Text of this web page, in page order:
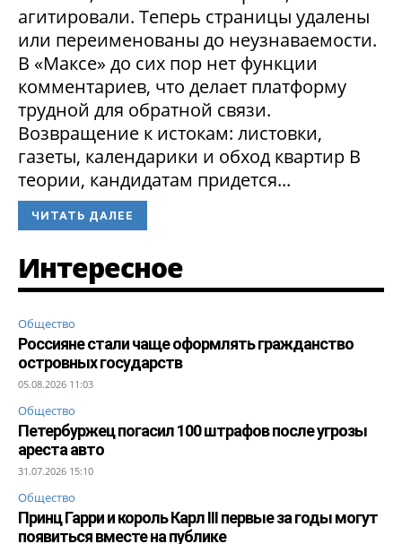
агитировали. Теперь страницы удалены
или переименованы до неузнаваемости.
В «Максе» до сих пор нет функции
комментариев, что делает платформу
трудной для обратной связи.
Возвращение к истокам: листовки,
газеты, календарики и обход квартир В
теории, кандидатам придется...
ЧИТАТЬ ДАЛЕЕ
Интересное
Общество
Россияне стали чаще оформлять гражданство
островных государств
05.08.2026 11:03
Общество
Петербуржец погасил 100 штрафов после угрозы
ареста авто
31.07.2026 15:10
Общество
Принц Гарри и король Карл III первые за годы могут
появиться вместе на публике